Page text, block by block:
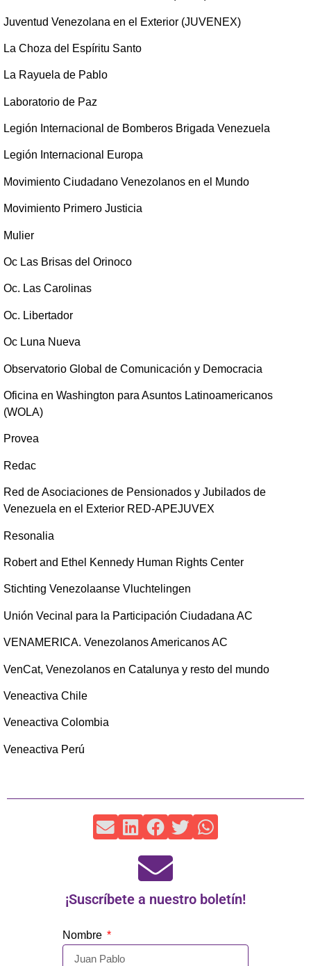
Juventud Venezolana en el Exterior (JUVENEX)
La Choza del Espíritu Santo
La Rayuela de Pablo
Laboratorio de Paz
Legión Internacional de Bomberos Brigada Venezuela
Legión Internacional Europa
Movimiento Ciudadano Venezolanos en el Mundo
Movimiento Primero Justicia
Mulier
Oc Las Brisas del Orinoco
Oc. Las Carolinas
Oc. Libertador
Oc Luna Nueva
Observatorio Global de Comunicación y Democracia
Oficina en Washington para Asuntos Latinoamericanos
(WOLA)
Provea
Redac
Red de Asociaciones de Pensionados y Jubilados de
Venezuela en el Exterior RED-APEJUVEX
Resonalia
Robert and Ethel Kennedy Human Rights Center
Stichting Venezolaanse Vluchtelingen
Unión Vecinal para la Participación Ciudadana AC
VENAMERICA. Venezolanos Americanos AC
VenCat, Venezolanos en Catalunya y resto del mundo
Veneactiva Chile
Veneactiva Colombia
Veneactiva Perú
¡Suscríbete a nuestro boletín!
Nombre